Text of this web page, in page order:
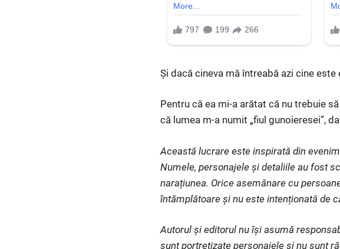
Și dacă cineva mă întreabă azi cine
Pentru că ea mi-a arătat că nu trebuie
că lumea m-a numit „fiul gunoieresei”,
Această lucrare este inspirată din
Numele, personajele și detaliile au fost
narațiunea. Orice asemănare cu
întâmplătoare și nu este intenționată de
Autorul și editorul nu își asumă
sunt portretizate personajele și nu sunt